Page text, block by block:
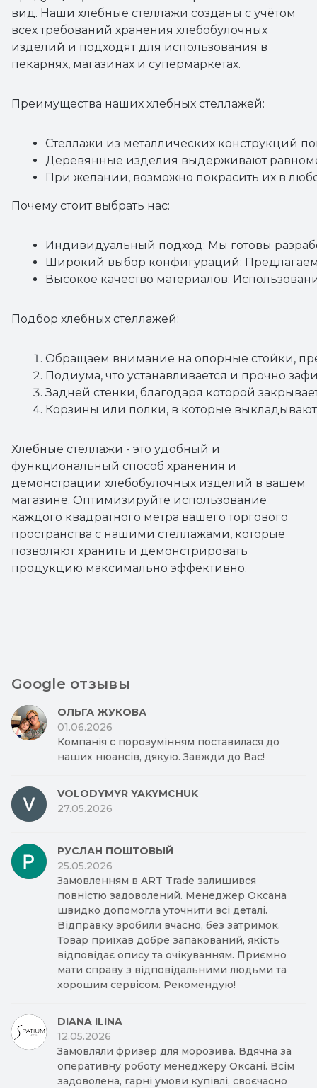
вид. Наши хлебные стеллажи созданы с учётом
всех требований хранения хлебобулочных
изделий и подходят для использования в
пекарнях, магазинах и супермаркетах.
Преимущества наших хлебных стеллажей:
Стеллажи из металлических конструкций
Деревянные изделия выдерживают
При желании, возможно покрасить их в
Почему стоит выбрать нас:
Индивидуальный подход: Мы готовы
Широкий выбор конфигураций:
Высокое качество материалов:
Подбор хлебных стеллажей:
Обращаем внимание на опорные стойки,
Подиума, что устанавливается и прочно
Задней стенки, благодаря которой
Корзины или полки, в которые
Хлебные стеллажи - это удобный и
функциональный способ хранения и
демонстрации хлебобулочных изделий в вашем
магазине. Оптимизируйте использование
каждого квадратного метра вашего торгового
пространства с нашими стеллажами, которые
позволяют хранить и демонстрировать
продукцию максимально эффективно.
Google отзывы
ОЛЬГА ЖУКОВА
01.06.2026
Компанія с порозумінням поставилася до
наших нюансів, дякую. Завжди до Вас!
VOLODYMYR YAKYMCHUK
27.05.2026
РУСЛАН ПОШТОВЫЙ
25.05.2026
Замовленням в ART Trade залишився
повністю задоволений. Менеджер Оксана
швидко допомогла уточнити всі деталі.
Відправку зробили вчасно, без затримок.
Товар приїхав добре запакований, якість
відповідає опису та очікуванням. Приємно
мати справу з відповідальними людьми та
хорошим сервісом. Рекомендую!
DIANA ILINA
12.05.2026
Замовляли фризер для морозива. Вдячна за
оперативну роботу менеджеру Оксані. Всім
задоволена, гарні умови купівлі, своєчасно